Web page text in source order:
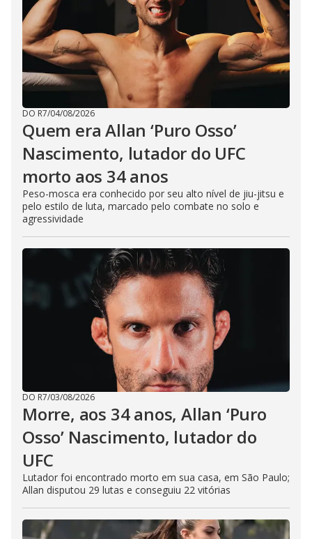
DO R7/04/08/2026
Quem era Allan ‘Puro Osso’
Nascimento, lutador do UFC
morto aos 34 anos
Peso-mosca era conhecido por seu alto nível de jiu-jitsu e
pelo estilo de luta, marcado pelo combate no solo e
agressividade
DO R7/03/08/2026
Morre, aos 34 anos, Allan ‘Puro
Osso’ Nascimento, lutador do
UFC
Lutador foi encontrado morto em sua casa, em São Paulo;
Allan disputou 29 lutas e conseguiu 22 vitórias